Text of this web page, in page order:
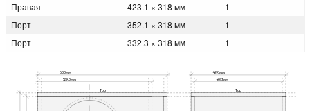
Правая
423.1 × 318 мм
1
Порт
352.1 × 318 мм
1
Порт
332.3 × 318 мм 1
600мм
529.0мм
439.1мм
407.1мм
Top Top